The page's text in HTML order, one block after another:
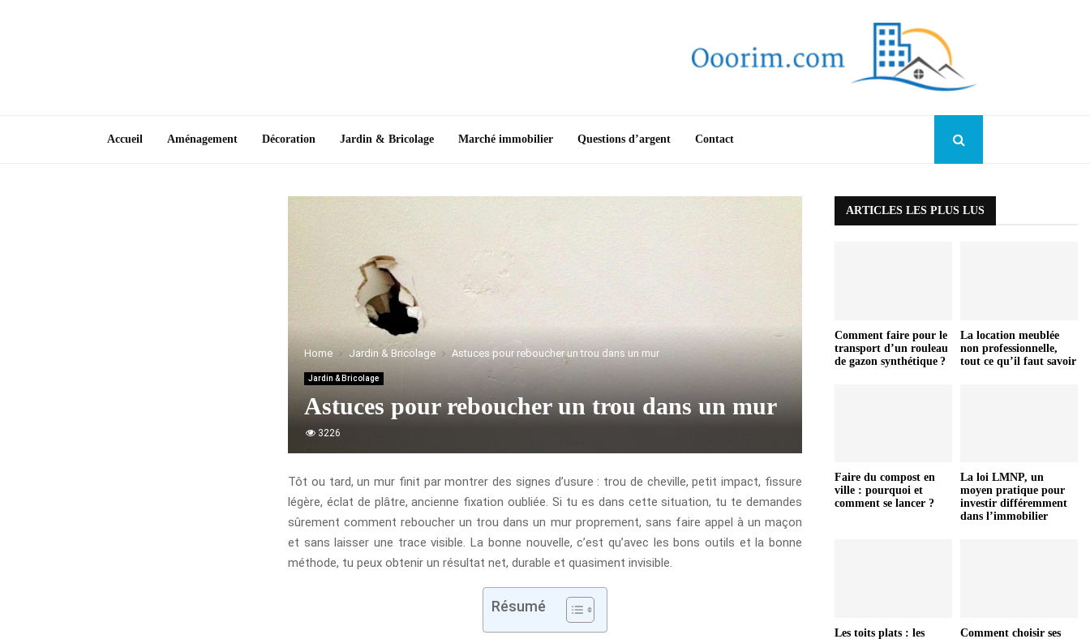
Accueil Aménagement Décoration Jardin & Bricolage Marché immobilier Questions d’argent Contact
Home Jardin & Bricolage Astuces pour reboucher un trou dans un mur
Jardin & Bricolage
Astuces pour reboucher un trou dans un mur
3226
Tôt ou tard, un mur finit par montrer des signes d’usure : trou de cheville, petit impact, fissure
légère, éclat de plâtre, ancienne fixation oubliée. Si tu es dans cette situation, tu te demandes
sûrement comment reboucher un trou dans un mur proprement, sans faire appel à un maçon
et sans laisser une trace visible. La bonne nouvelle, c’est qu’avec les bons outils et la bonne
méthode, tu peux obtenir un résultat net, durable et quasiment invisible.
Résumé
ARTICLES LES PLUS LUS
Comment faire pour le
transport d’un rouleau
de gazon synthétique ?
La location meublée
non professionnelle,
tout ce qu’il faut savoir
Faire du compost en
ville : pourquoi et
comment se lancer ?
La loi LMNP, un
moyen pratique pour
investir différemment
dans l’immobilier
Les toits plats : les
Comment choisir ses